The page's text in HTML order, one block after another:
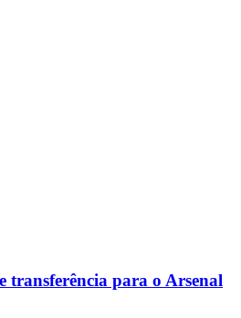
transferência para o Arsenal